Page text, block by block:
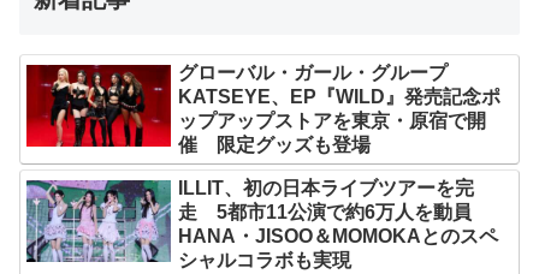
グローバル・ガール・グループ
KATSEYE、EP『WILD』発売記念ポ
ップアップストアを東京・原宿で開
催 限定グッズも登場
ILLIT、初の日本ライブツアーを完
走 5都市11公演で約6万人を動員
HANA・JISOO＆MOMOKAとのスペ
シャルコラボも実現